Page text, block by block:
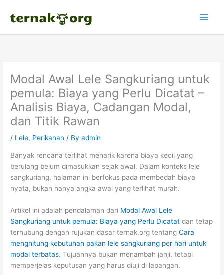
Modal Awal Lele Sangkuriang untuk
pemula: Biaya yang Perlu Dicatat –
Analisis Biaya, Cadangan Modal,
dan Titik Rawan
/ Lele, Perikanan / Byadmin
Banyak rencana terlihat menarik karena biaya kecil yang
berulang belum dimasukkan sejak awal. Dalam konteks lele
sangkuriang, halaman ini berfokus pada membedah biaya
nyata, bukan hanya angka awal yang terlihat murah.
Artikel ini adalah pendalaman dari Modal Awal Lele
Sangkuriang untuk pemula: Biaya yang Perlu Dicatat dan tetap
terhubung dengan rujukan dasar ternak.org tentangCara
menghitung kebutuhan pakan lele sangkuriang per hari untuk
modal terbatas. Tujuannya bukan menambah janji, tetapi
memperjelas keputusan yang harus diuji di lapangan.